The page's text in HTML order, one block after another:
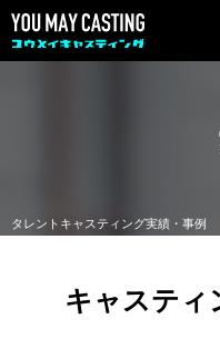
タレントキャスティング実績・事例
キャスティ